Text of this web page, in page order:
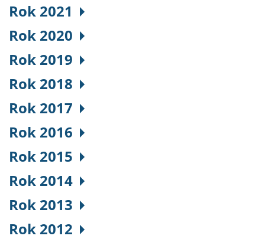
Rok 2021
Rok 2020
Rok 2019
Rok 2018
Rok 2017
Rok 2016
Rok 2015
Rok 2014
Rok 2013
Rok 2012